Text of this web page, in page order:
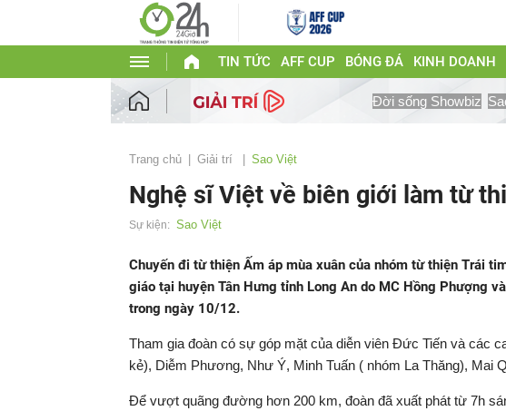
TIN TỨC AFF CUP BÓNG ĐÁ KINH DOANH
Đời sống Showbiz
Trang chủ Giải trí Sao Việt
Nghệ sĩ Việt về biên giới làm từ
Sự kiện: Sao Việt
Chuyến đi từ thiện Ấm áp mùa xuân của nhóm từ thiện Trái
giáo tại huyện Tân Hưng tỉnh Long An do MC Hồng Phượng
trong ngày 10/12.
Tham gia đoàn có sự góp mặt của diễn viên Đức Tiến và các
kẻ), Diễm Phương, Như Ý, Minh Tuấn ( nhóm La Thăng), Mai
Để vượt quãng đường hơn 200 km, đoàn đã xuất phát từ 7h